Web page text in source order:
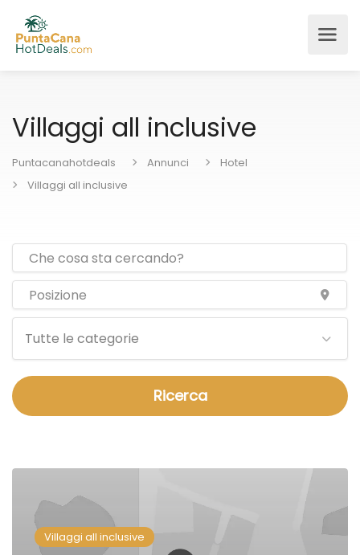
Villaggi all inclusive
Puntacanahotdeals Annunci
Hotel
Villaggi all inclusive
Tutte le categorie
Ricerca
Villaggi all inclusive